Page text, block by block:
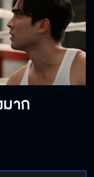
าก
ก พี่ต้องเลิกยุ่งกับคุณ
ราทั้งสองคน